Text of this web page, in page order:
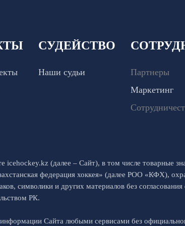
СУДЕЙСТВО
Наши судьи
Партнеры
Маркетинг
icehockey.kz (далее – Сайт), в том числе товарные
федерация хоккея» (далее РОО «КФХ),
символики и других материалов без
РК.
информации Сайта любыми сервисами без